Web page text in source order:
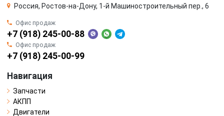
Россия, Ростов-на-Дону, 1-й Машиностроительный пер., 6
Офис продаж
+7 (918) 245-00-88
Офис продаж
+7 (918) 245-00-99
Навигация
Запчасти
АКПП
Двигатели